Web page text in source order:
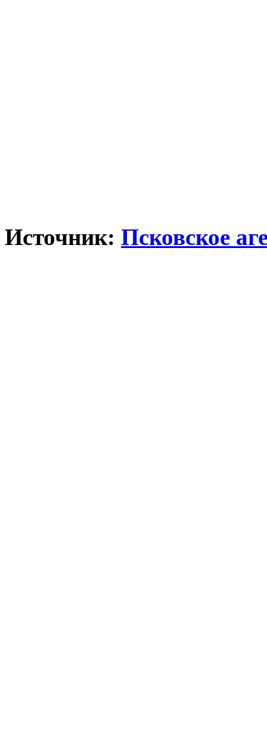
Источник: Псковское